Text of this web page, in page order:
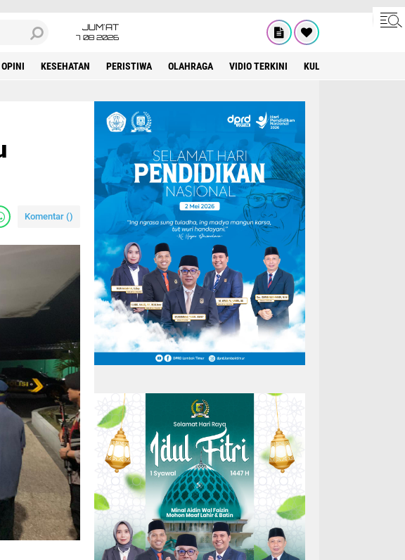
JUM'AT
7 08 2026
OPINI KESEHATAN PERISTIWA OLAHRAGA VIDIO TERKINI KULINER
Komentar ()